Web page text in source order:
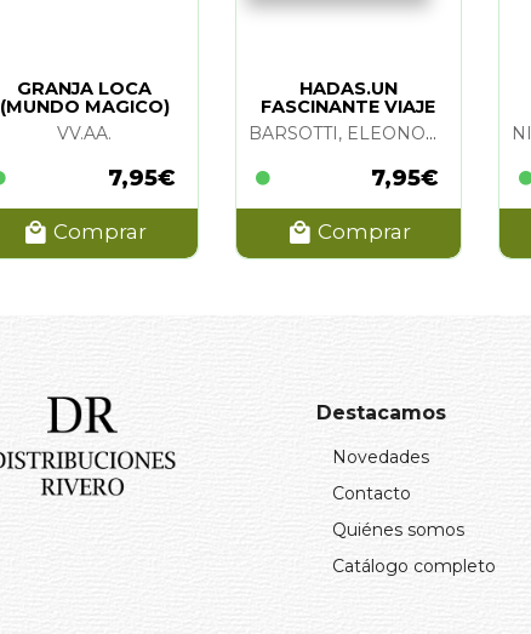
GRANJA LOCA
(MUNDO MAGICO)
VV.AA.
7,95€
Comprar
HADAS.UN
FASCINANTE VIAJE
BARSOTTI, ELEONORA
7,95€
Comprar
Destacamos
Novedades
Contacto
Quiénes somos
Catálogo completo